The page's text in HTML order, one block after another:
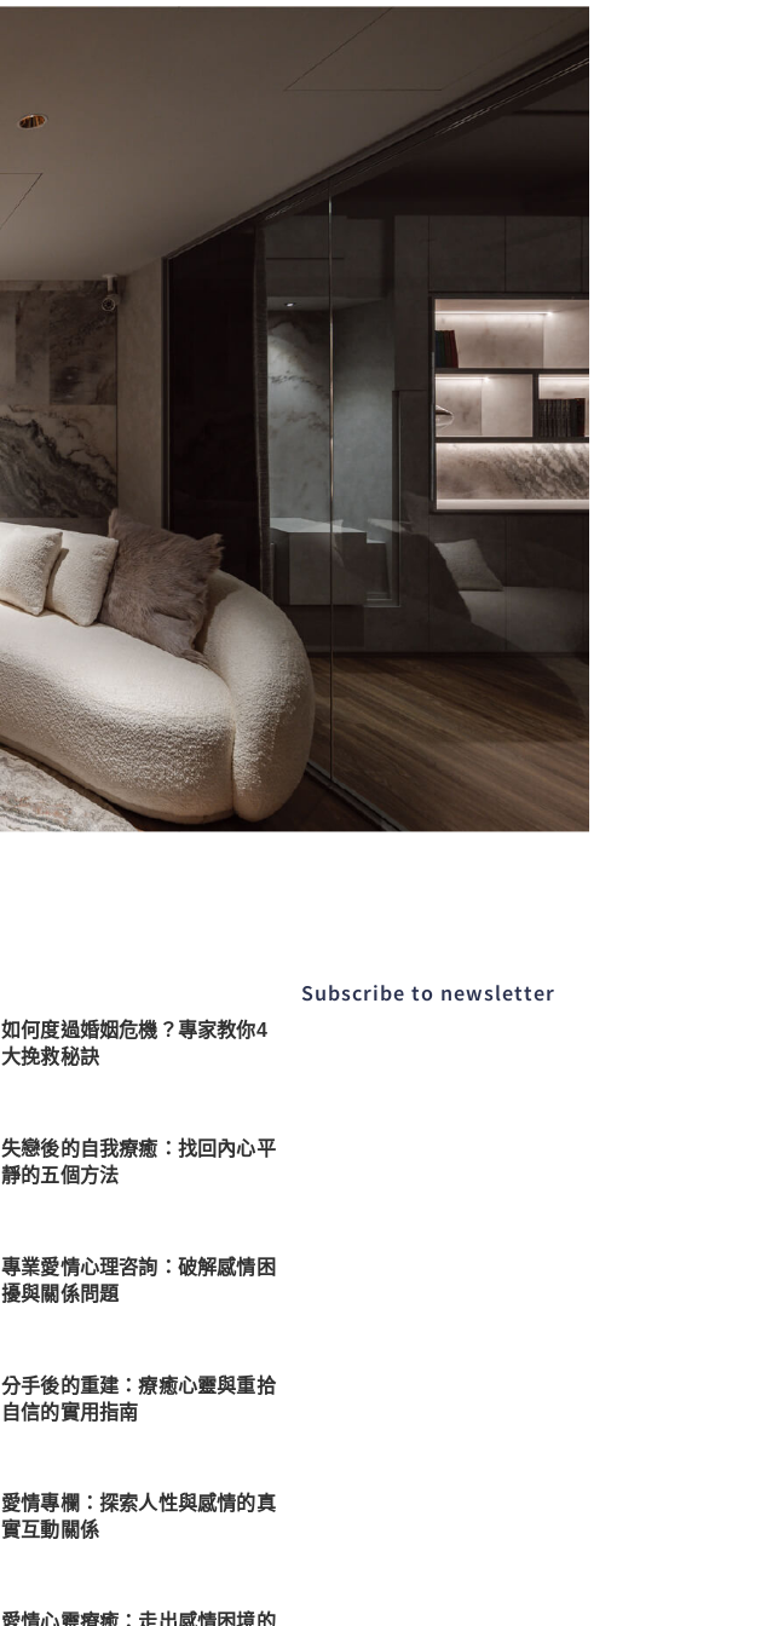
如何度過婚姻危機？專家教你4
大挽救秘訣
失戀後的自我療癒：找回內心平
靜的五個方法
專業愛情心理咨詢：破解感情困
擾與關係問題
分手後的重建：療癒心靈與重拾
自信的實用指南
愛情專欄：探索人性與感情的真
實互動關係
Subscribe to newsletter​